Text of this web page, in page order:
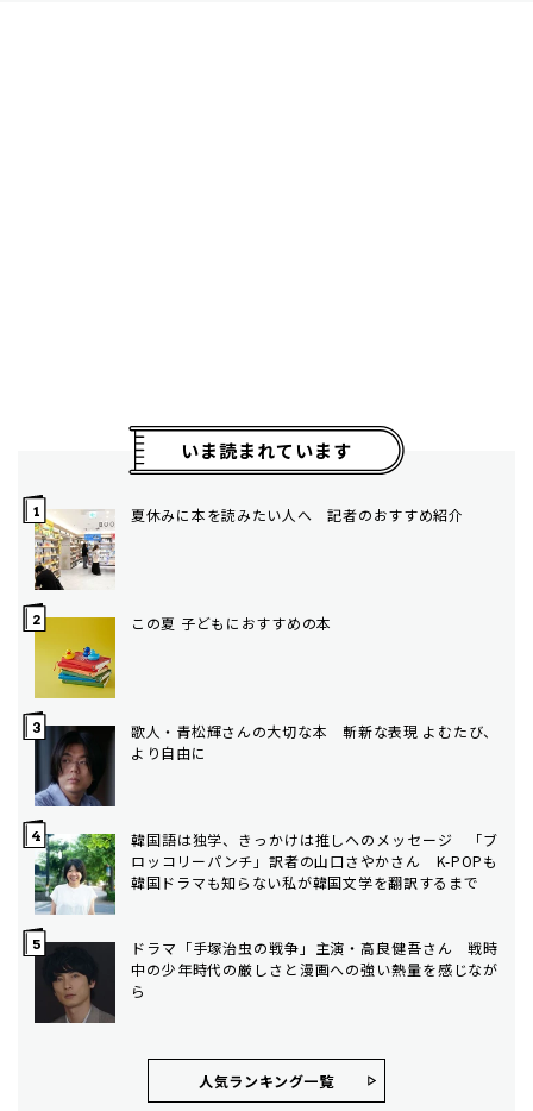
いま読まれています
夏休みに本を読みたい人へ 記者のおすすめ紹介
この夏 子どもにおすすめの本
歌人・青松輝さんの大切な本 斬新な表現 よむたび、
より自由に
韓国語は独学、きっかけは推しへのメッセージ 「ブ
ロッコリーパンチ」訳者の山口さやかさん K-POPも
韓国ドラマも知らない私が韓国文学を翻訳するまで
ドラマ「手塚治虫の戦争」主演・高良健吾さん 戦時
中の少年時代の厳しさと漫画への強い熱量を感じなが
ら
人気ランキング⼀覧